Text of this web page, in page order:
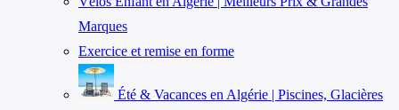
Marques
Exercice et remise en forme
Été & Vacances en Algérie | Piscines, Glacières